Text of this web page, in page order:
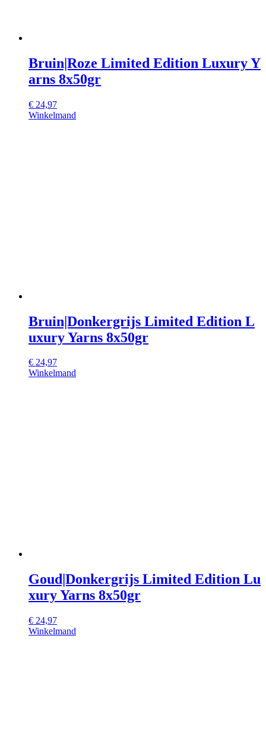
Bruin|Roze Limited Edition Luxury Y
arns 8x50gr
€ 24,97
Winkelmand
Bruin|Donkergrijs Limited Edition L
uxury Yarns 8x50gr
€ 24,97
Winkelmand
Goud|Donkergrijs Limited Edition Lu
xury Yarns 8x50gr
€ 24,97
Winkelmand